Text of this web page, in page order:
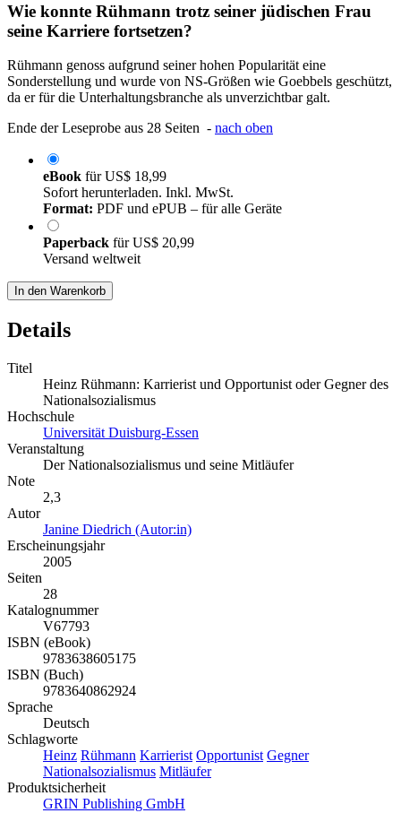
Wie konnte Rühmann trotz seiner jüdischen Frau
seine Karriere fortsetzen?
Rühmann genoss aufgrund seiner hohen Popularität eine
Sonderstellung und wurde von NS-Größen wie Goebbels geschützt,
da er für die Unterhaltungsbranche als unverzichtbar galt.
Ende der Leseprobe aus 28 Seiten - nach oben
eBook fürUS$ 18,99
Sofort herunterladen. Inkl. MwSt.
Format: PDF und ePUB – für alle Geräte
Paperback fürUS$ 20,99
Versand weltweit
In den Warenkorb
Details
Titel
Heinz Rühmann: Karrierist und Opportunist oder Gegner des
Nationalsozialismus
Hochschule
Universität Duisburg-Essen
Veranstaltung
Der Nationalsozialismus und seine Mitläufer
Note
2,3
Autor
Janine Diedrich (Autor:in)
Erscheinungsjahr
2005
Seiten
28
Katalognummer
V67793
ISBN (eBook)
9783638605175
ISBN (Buch)
9783640862924
Sprache
Deutsch
Schlagworte
Heinz Rühmann Karrierist Opportunist Gegner
Nationalsozialismus Mitläufer
Produktsicherheit
GRIN Publishing GmbH